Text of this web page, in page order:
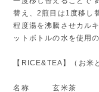
替え、2煎目は1度移し
程度湯を沸騰させカル
ットボトルの水を使用
【RICE&TEA】（お
名称 玄米茶